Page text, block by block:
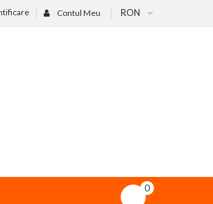
RON
Contul Meu
0